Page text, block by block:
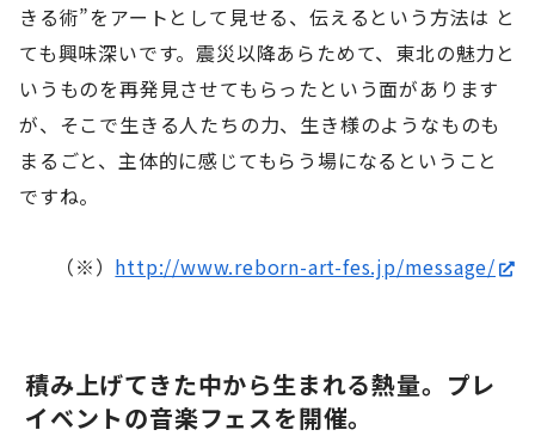
きる術”をアートとして見せる、伝えるという方法は と
ても興味深いです。震災以降あらためて、東北の魅力と
いうものを再発見させてもらったという面があります
が、そこで生きる人たちの力、生き様のようなものも
まるごと、主体的に感じてもらう場になるということ
ですね。
（※） http://www.reborn-art-fes.jp/message/
積み上げてきた中から生まれる熱量。プレ
イベントの音楽フェスを開催。